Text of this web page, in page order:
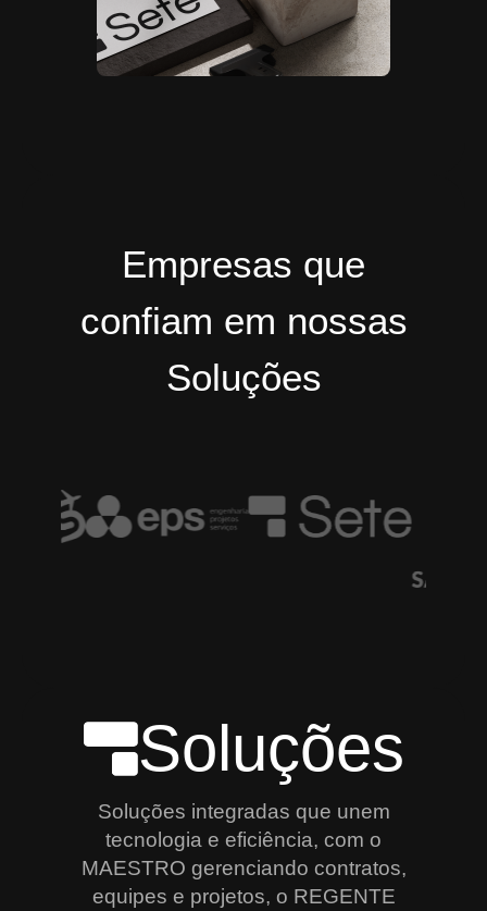
Empresas que
confiam em nossas
Soluções
Soluções
Soluções integradas que unem
tecnologia e eficiência, com o
MAESTRO gerenciando contratos,
equipes e projetos, o REGENTE